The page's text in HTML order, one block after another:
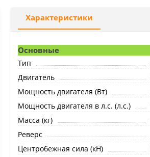
Характеристики
Основные
Тип
Двигатель
Мощность двигателя (Вт)
Мощность двигателя в л.с. (л.с.)
Масса (кг)
Реверс
Центробежная сила (кН)